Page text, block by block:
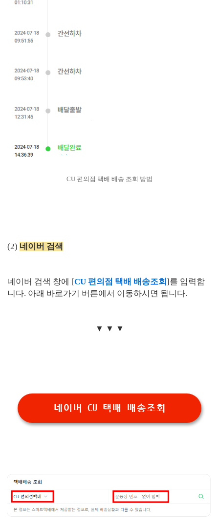
CU 편의점 택배 배송 조회 방법
(2) 네이버 검색
네이버 검색 창에 [CU 편의점 택배 배송조회 ]를 입력합
니다. 아래 바로가기 버튼에서 이동하시면 됩니다.
▼ ▼ ▼
네이버 CU 택배 배송조회